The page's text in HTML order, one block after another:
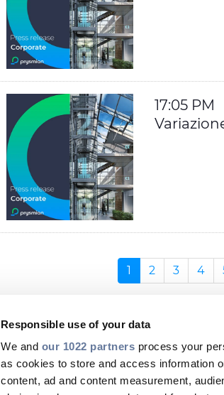
Responsible use of your data
We and our 1022 partners process your
as cookies to store and access information
content, ad and content measurement,
17:05 PM
1 2 3 4